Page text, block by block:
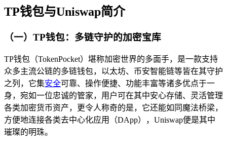
TP钱包与Uniswap简介
（一）TP钱包：多链守护的加密宝库
TP钱包（TokenPocket）堪称加密世界的多面手，是一款支持
众多主流公链的多链钱包，以太坊、币安智能链等皆在其守护
之列，它集安全可靠、操作便捷、功能丰富等诸多优点于一
身，宛如一位忠诚的管家，用户可在其中安心存储、灵活管理
各类加密货币资产，更令人称奇的是，它还能如同魔法桥梁，
方便地连接各类去中心化应用（DApp），Uniswap便是其中
璀璨的明珠。